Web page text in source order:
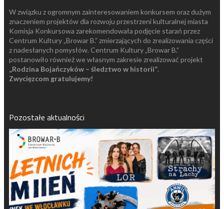
W związku z ogromnym zainteresowaniem konkursem oraz dużym
znaczeniem projektów dla rozwoju przestrzeni kulturalnej miasta
Komisja Konkursowa zarekomendowała podjęcie starań przez
Centrum Kultury „Browar B.” zmierzających do zrealizowania części
z nadesłanych pomysłów. Centrum Kultury „Browar B.”
postanowiło również we własnym zakresie zrealizować projekt
„Rodzina Bojańczyków – śledztwo w historii”.
Zwycięzcom gratulujemy!
Pozostałe aktualności